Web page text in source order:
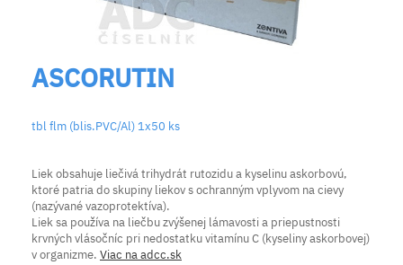
ASCORUTIN
tbl flm (blis.PVC/Al) 1x50 ks
Liek obsahuje liečivá trihydrát rutozidu a kyselinu askorbovú,
ktoré patria do skupiny liekov s ochranným vplyvom na cievy
(nazývané vazoprotektíva).
Liek sa používa na liečbu zvýšenej lámavosti a priepustnosti
krvných vlásočníc pri nedostatku vitamínu C (kyseliny askorbovej)
v organizme. Viac na adcc.sk